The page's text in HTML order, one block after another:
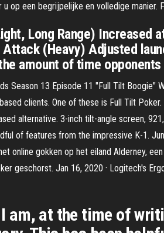
op een begrijpelijke en volledige
Long Range) Increased
Attack (Heavy) Adjusted
amount of time
Season 13 Episode 11 "Full Tilt
clients. One of these is Full Tilt
alternative. 3-inch tilt-angle screen,
of features from the impressive K-1.
online gokken op het eiland Alderney,
geschorst. Jan 16, 2020 · Logitech's
am, at the time of